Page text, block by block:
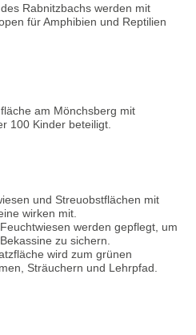
Rabnitzbachs werden mit
für Amphibien und Reptilien
am Mönchsberg mit
100 Kinder beteiligt.
und Streuobstflächen mit
wirken mit.
werden gepflegt, um
zu sichern.
wird zum grünen
Sträuchern und Lehrpfad.